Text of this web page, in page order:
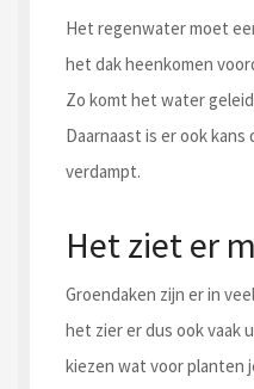
Het regenwater moet
het dak heenkomen
Zo komt het water
Daarnaast is er ook
verdampt.
Het ziet er
Groendaken zijn er in
het zier er dus ook vaak
kiezen wat voor planten